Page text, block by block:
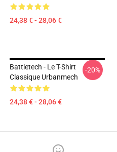
24,38 € - 28,06 €
Battletech - Le T-Shirt
Classique Urbanmech
24,38 € - 28,06 €
-20%